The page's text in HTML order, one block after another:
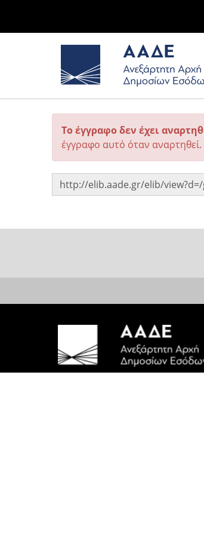
Το έγγραφο δεν έχει
έγγραφο αυτό όταν αναρτηθεί.